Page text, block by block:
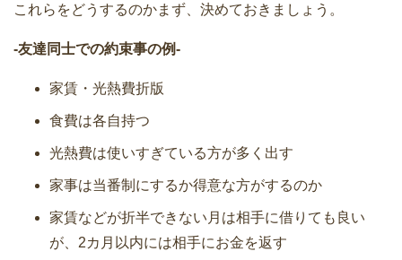
これらをどうするのかまず、決めておきましょう。
-友達同士での約束事の例-
家賃・光熱費折版
食費は各自持つ
光熱費は使いすぎている方が多く出す
家事は当番制にするか得意な方がするのか
家賃などが折半できない月は相手に借りても良い
が、2カ月以内には相手にお金を返す